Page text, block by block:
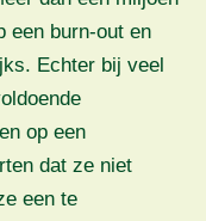
een burn-out en
Echter bij veel
op een
dat ze niet
een te